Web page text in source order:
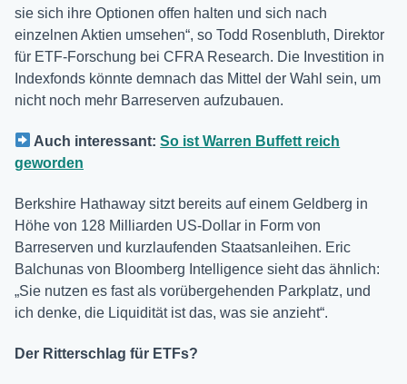
sie sich ihre Optionen offen halten und sich nach
einzelnen Aktien umsehen“, so Todd Rosenbluth, Direktor
für ETF-Forschung bei CFRA Research. Die Investition in
Indexfonds könnte demnach das Mittel der Wahl sein, um
nicht noch mehr Barreserven aufzubauen.
Auch interessant:So ist Warren Buffett reich
geworden
Berkshire Hathaway sitzt bereits auf einem Geldberg in
Höhe von 128 Milliarden US-Dollar in Form von
Barreserven und kurzlaufenden Staatsanleihen. Eric
Balchunas von Bloomberg Intelligence sieht das ähnlich:
„Sie nutzen es fast als vorübergehenden Parkplatz, und
ich denke, die Liquidität ist das, was sie anzieht“.
Der Ritterschlag für ETFs?